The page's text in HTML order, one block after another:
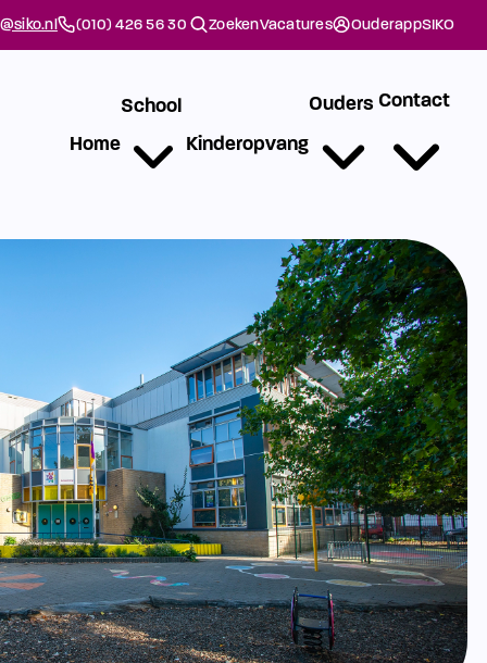
(010) 426 56 30 ZoekenVacatures OuderappSIKO
Home
School
Kinderopvang
Ouders Contact